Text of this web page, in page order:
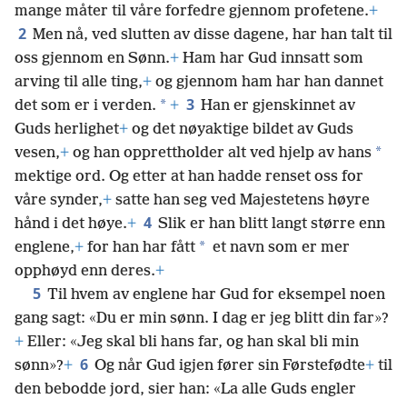
mange måter til våre forfedre gjennom profetene.+
2 Men nå, ved slutten av disse dagene, har han talt til
oss gjennom en Sønn.+ Ham har Gud innsatt som
arving til alle ting,+ og gjennom ham har han dannet
det som er i verden. * + 3 Han er gjenskinnet av
Guds herlighet+ og det nøyaktige bildet av Guds
vesen,+ og han opprettholder alt ved hjelp av hans *
mektige ord. Og etter at han hadde renset oss for
våre synder,+ satte han seg ved Majestetens høyre
hånd i det høye.+ 4 Slik er han blitt langt større enn
englene,+ for han har fått * et navn som er mer
opphøyd enn deres.+
5 Til hvem av englene har Gud for eksempel noen
gang sagt: «Du er min sønn. I dag er jeg blitt din far»?
+ Eller: «Jeg skal bli hans far, og han skal bli min
sønn»?+ 6 Og når Gud igjen fører sin Førstefødte+ til
den bebodde jord, sier han: «La alle Guds engler